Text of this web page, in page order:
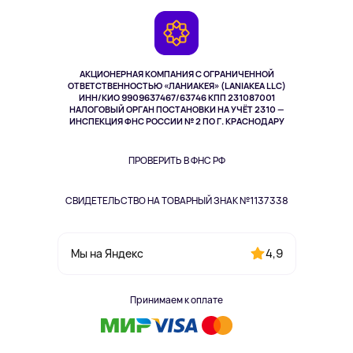
АКЦИОНЕРНАЯ КОМПАНИЯ С ОГРАНИЧЕННОЙ
ОТВЕТСТВЕННОСТЬЮ «ЛАНИАКЕЯ» (LANIAKEA LLC)
ИНН/КИО 9909637467/63746 КПП 231087001
НАЛОГОВЫЙ ОРГАН ПОСТАНОВКИ НА УЧЁТ 2310 —
ИНСПЕКЦИЯ ФНС РОССИИ № 2 ПО Г. КРАСНОДАРУ
ПРОВЕРИТЬ В ФНС РФ
СВИДЕТЕЛЬСТВО НА ТОВАРНЫЙ ЗНАК №1137338
Мы на Яндекс 4,9
Принимаем к оплате
Здоровье питомцев
Одежда и аксессуары